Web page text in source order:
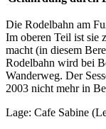
Die Rodelbahn am
Im oberen Teil ist sie
macht (in diesem
Rodelbahn wird bei
Wanderweg. Der
2003 nicht mehr in
Lage: Cafe Sabine